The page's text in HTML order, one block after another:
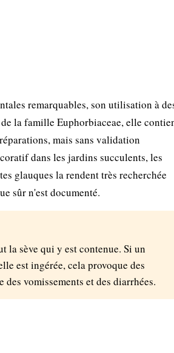
remarquables, son utilisation à
la famille Euphorbiaceae, elle
mais sans validation
dans les jardins succulents, les
glauques la rendent très recherchée
sûr n'est documenté.
la sève qui y est contenue. Si un
est ingérée, cela provoque des
vomissements et des diarrhées.